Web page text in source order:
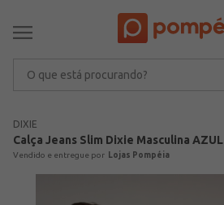
DIXIE
Calça Jeans Slim Dixie Masculina AZUL
Lojas Pompéia